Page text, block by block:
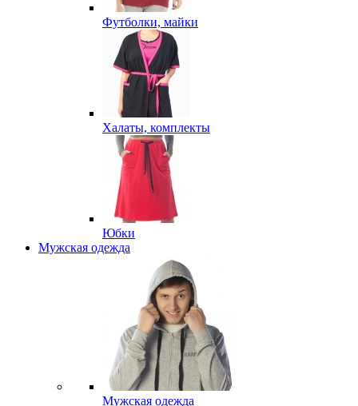
Футболки, майки
Халаты, комплекты
Юбки
Мужская одежда
Мужская одежда